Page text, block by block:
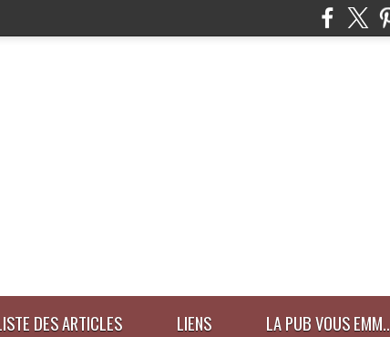
DES ARTICLES LIENS LA PUB VOUS